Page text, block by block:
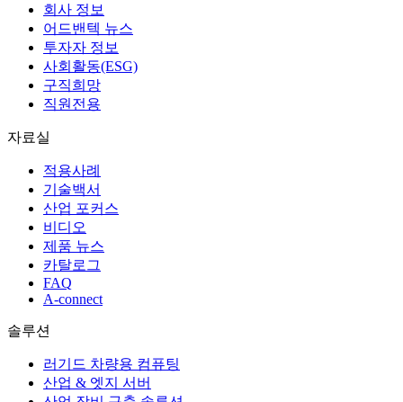
회사 정보
어드밴텍 뉴스
투자자 정보
사회활동(ESG)
구직희망
직원전용
자료실
적용사례
기술백서
산업 포커스
비디오
제품 뉴스
카탈로그
FAQ
A-connect
솔루션
러기드 차량용 컴퓨팅
산업 & 엣지 서버